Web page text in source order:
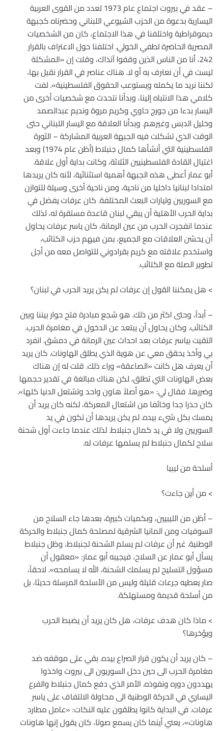
– عقد في بيروت اجتماع عام 1973 لعدد من القوى العربية
اليسارية بدعوة من الحزب الشيوعي اللبناني وحضرناه كجبهة
ديموقراطية واختلفنا في هذا الاجتماع، كان من الشخصيات
المصرية الحاضرة لطفي الخولي. اختلفنا حول الاعتراف بالقرار
242، أنا من الناس الذين وقفوا آنذاك، وقلت إن «المشكلة
ليست في أن نعترف به أو لا. هناك عناصر في القرار نقبل بها،
لكننا نريد ما يكمله ويستوعب الحقوق الفلسطينية». لفت
كلامي هذا الانتباه إلينا، وبدأنا نتحدث مع شخصيات أخرى من
اليسار بدءا من جورج حاوي وكريم مروة ونديم عبدالصمد
وخليل الدبس وغيرهم. وبدأنا العلاقة مع اليسار اللبناني حتى
الوقت الذي تشكلت فيه الجبهة العربية المشاركة – الثورة
الفلسطينية التي أنشأها كمال جنبلاط (أظن عام 1974) وبعد
اغتيال القادة الفلسطينيين الثلاثة، وكانت بداية أول علاقة.
أبو عمار أعطى هذه الجبهة أهمية استثنائية، لأنه كان يريدها
امتدادا لبنانيا داخليا من ناحية، ومن ناحية أخرى وسيلة للتوازن
مع السوريين وتيارات البعث المختلفة. كان عرفات يفضل في
بداية الحرب الأهلية أن يبقي لبنان قاعدة مستقرة له، لذلك
عندما انفجرت الحرب من عين الرمانة، كان ياسر عرفات يحاول
أن يحسّن العلاقات مع الجميع، بمن فيهم حزب الكتائب،
واستخدم علاقته مع كريم بقرادوني للتواصل معه من أجل
تطوير الصلة مع الكتائب.
> هل يمكننا القول إن عرفات لم يكن يريد الحرب في لبنان؟
– أبداً، وحتى اكثر من ذلك. هو شجع مبادرة فتح حوار بيننا وبين
الكتائب. وكان يحاول أن يبتعد عن الدخول في مغامرة الحرب.
التقيت بياسر عرفات بعد احداث عين الرمانة في دمشق. انفرد
بي وأخذ يحقق معي عن هوية الذي يطلق الهاونات. كان يريد
أن يعرف هل كانت «الصاعقة» وراء ذلك. قلت له إن هناك
بعض الهاونات التي تطلق، لكن هناك مبالغة في تقدير حجمها
وضررها. فقال لي: «هو أصلاً هاون واحد وتشتعل الدنيا كلها».
كان حذرا جدا وخائفا من اشتعال المعركة، لكنه كان يريد أن
يمسك بكل شيء بيده. لم يكن يريدها أن تكون في يد
السوريين ولا في يد كمال جنبلاط. لذلك عندما جاءت أول شحنة
سلاح لكمال جنبلاط لم يسلمها عرفات له.
أسلحة من ليبيا
> من أين جاءت؟
– أظن من الليبيين، وبكميات كبيرة، بعدها جاء السلاح من
السوفيات ومن المانيا الشرقية لمصلحة كمال جنبلاط والحركة
الوطنية. غير أن عرفات لم يسلم الشحنة لجنبلاط، وظل جنبلاط
يسأل أبو عمار عن السلاح، فيجيبه أبو عمار: «معقول أن
مسؤول التسليح لم يسلمك الشحنة، الله لا يسامحه». لاحقاً،
صار يعطيه جرعات قليلة وليس من الأسلحة المرسلة حديثا، بل
من أسلحة قديمة ومستهلكة.
> ماذا كان هدف عرفات، هل كان يريد أن يضبط الحرب
ويؤخرها؟
– كان يريد أن يكون قرار الصراع بيده. بقي على موقفه ضد
مغامرة الحرب الى حين دخل السوريون الى بيروت واخذوا
يهددون دوره ونفوذه. الأمر الذي دفع كمال جنبلاط والفرع
اليساري في الحركة الوطنية الى محاولة الالتفاف على ياسر
عرفات. في البداية كانوا يطلقون عليه النكات: «عامل مطارد
هاونات»، يعني أينما كان يسمع صوتا، كان يقول إنها هاونات